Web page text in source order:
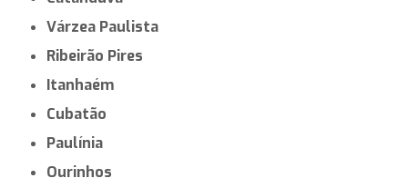
Várzea Paulista
Ribeirão Pires
Itanhaém
Cubatão
Paulínia
Ourinhos